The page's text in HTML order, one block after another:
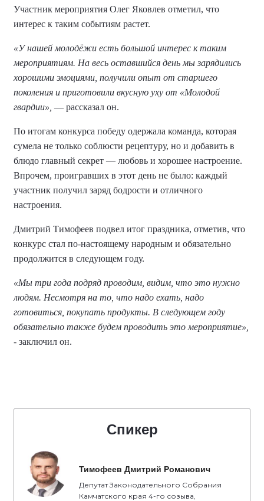
Участник мероприятия Олег Яковлев отметил, что
интерес к таким событиям растет.
«У нашей молодёжи есть большой интерес к таким
мероприятиям. На весь оставшийся день мы зарядились
хорошими эмоциями, получили опыт от старшего
поколения и приготовили вкусную уху от «Молодой
гвардии», — рассказал он.
По итогам конкурса победу одержала команда, которая
сумела не только соблюсти рецептуру, но и добавить в
блюдо главный секрет — любовь и хорошее настроение.
Впрочем, проигравших в этот день не было: каждый
участник получил заряд бодрости и отличного
настроения.
Дмитрий Тимофеев подвел итог праздника, отметив, что
конкурс стал по-настоящему народным и обязательно
продолжится в следующем году.
«Мы три года подряд проводим, видим, что это нужно
людям. Несмотря на то, что надо ехать, надо
готовиться, покупать продукты. В следующем году
обязательно также будем проводить это мероприятие»,
- заключил он.
Спикер
Тимофеев Дмитрий Романович
Депутат Законодательного Собрания
Камчатского края 4-го созыва,